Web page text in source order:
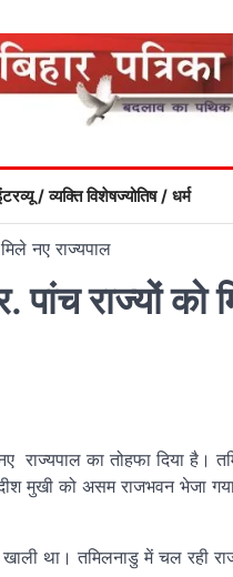
/ व्यक्ति विशेषज्योतिष / धर्म
नए राज्यपाल
राज्यों को
राज्यपाल का तोहफा दिया
मुखी को असम राजभवन भेजा
खाली था। तमिलनाडु में चल रही